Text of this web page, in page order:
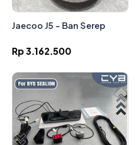
Jaecoo J5 - Ban Serep
Rp 3.162.500